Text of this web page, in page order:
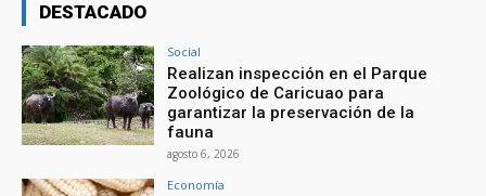
DESTACADO
Social
Realizan inspección en el Parque
Zoológico de Caricuao para
garantizar la preservación de la
fauna
agosto 6, 2026
Economía